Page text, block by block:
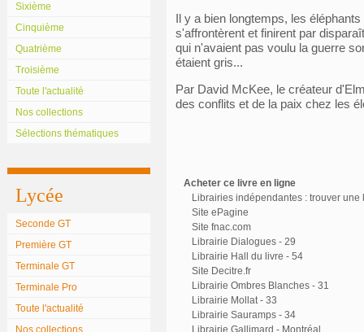
Sixième
Cinquième
Quatrième
Troisième
Toute l'actualité
Nos collections
Sélections thématiques
Lycée
Seconde GT
Première GT
Terminale GT
Terminale Pro
Toute l'actualité
Nos collections
Il y a bien longtemps, les
s'affrontèrent et finirent par
qui n'avaient pas voulu la guerre
étaient gris...
Par David McKee, le créateur
des conflits et de la paix chez les
Acheter ce livre en ligne
Librairies indépendantes : trouver une
Site ePagine
Site fnac.com
Librairie Dialogues - 29
Librairie Hall du livre - 54
Site Decitre.fr
Librairie Ombres Blanches - 31
Librairie Mollat - 33
Librairie Sauramps - 34
Librairie Gallimard - Montréal